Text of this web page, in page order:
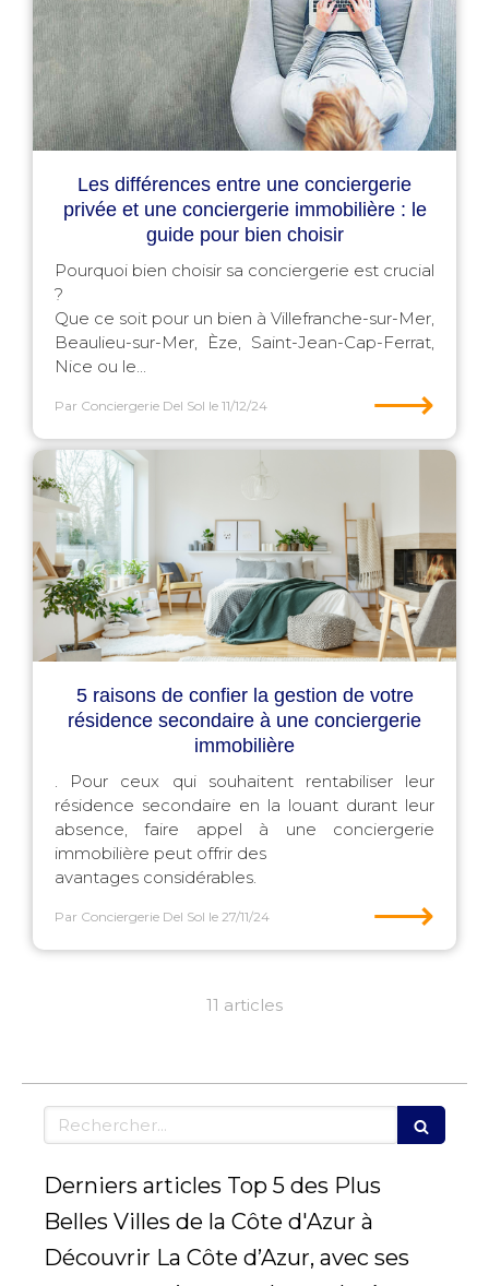
Les différences entre une conciergerie
privée et une conciergerie immobilière : le
guide pour bien choisir
Pourquoi bien choisir sa conciergerie est crucial
?
Que ce soit pour un bien à Villefranche-sur-Mer,
Beaulieu-sur-Mer, Èze, Saint-Jean-Cap-Ferrat,
Nice ou le...
Par Conciergerie Del Sol le 11/12/24 ⟶
5 raisons de confier la gestion de votre
résidence secondaire à une conciergerie
immobilière
. Pour ceux qui souhaitent rentabiliser leur
résidence secondaire en la louant durant leur
absence, faire appel à une conciergerie
immobilière peut offrir des
avantages considérables.
Par Conciergerie Del Sol le 27/11/24 ⟶
11 articles
Rechercher
Derniers articles Top 5 des Plus
Belles Villes de la Côte d'Azur à
Découvrir La Côte d’Azur, avec ses